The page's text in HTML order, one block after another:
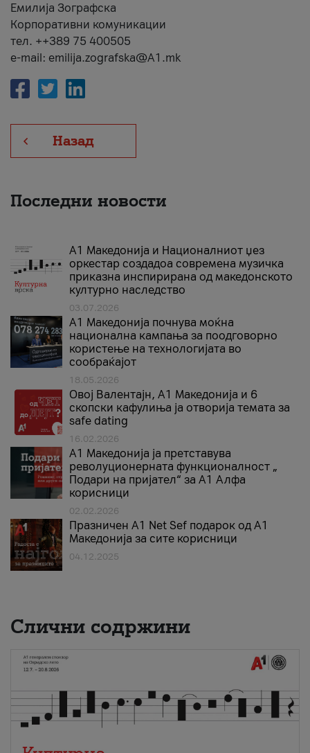
Емилија Зографска
Корпоративни комуникации
тел. ++389 75 400505
e-mail: emilija.zografska@A1.mk
Назад
Последни новости
А1 Македонија и Националниот џез
оркестар создадоа современа музичка
приказна инспирирана од македонското
културно наследство
03.07.2026
A1 Македонија почнува моќна
национална кампања за поодговорно
користење на технологијата во
сообраќајот
18.05.2026
Овој Валентајн, A1 Македонија и 6
скопски кафулиња ја отворија темата за
safe dating
16.02.2026
А1 Македонија ја претставува
револуционерната функционалност „
Подари на пријател“ за А1 Алфа
корисници
02.02.2026
Празничен A1 Net Sеf подарок од А1
Македонија за сите корисници
04.12.2025
Слични содржини